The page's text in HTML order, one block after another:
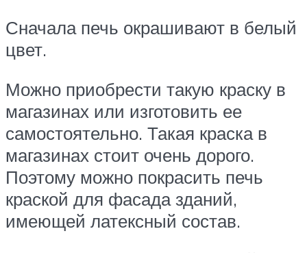
Сначала печь окрашивают в белый
цвет.
Можно приобрести такую краску в
магазинах или изготовить ее
самостоятельно. Такая краска в
магазинах стоит очень дорого.
Поэтому можно покрасить печь
краской для фасада зданий,
имеющей латексный состав.